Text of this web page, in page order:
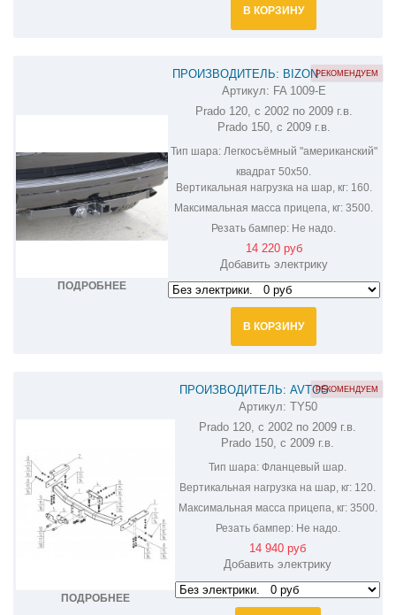
В КОРЗИНУ
ПОДРОБНЕЕ
ПРОИЗВОДИТЕЛЬ: BIZON
ФАРКОП НА LAND CRUISER PRADO
120,150 FA 1009-E
Артикул: FA 1009-E
Prado 120, с 2002 по 2009 г.в.
Prado 150, с 2009 г.в.
Тип шара:Легкосъёмный "американский"
квадрат 50х50.
Вертикальная нагрузка на шар, кг:160.
Максимальная масса прицепа, кг: 3500.
Резать бампер: Не надо.
РЕКОМЕНДУЕМ
14 220 руб
Добавить электрику
В КОРЗИНУ
ПОДРОБНЕЕ
ПРОИЗВОДИТЕЛЬ: AVTOS
ФАРКОП НА TOYOTA LAND CRUISER
PRADO TY50
Артикул: TY50
Prado 120, с 2002 по 2009 г.в.
Prado 150, с 2009 г.в.
Тип шара: Фланцевый шар.
Вертикальная нагрузка на шар, кг: 120.
Максимальная масса прицепа, кг:3500.
Резать бампер:Не надо.
РЕКОМЕНДУЕМ
14 940 руб
Добавить электрику